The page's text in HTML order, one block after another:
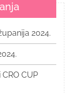
2024.
CUP